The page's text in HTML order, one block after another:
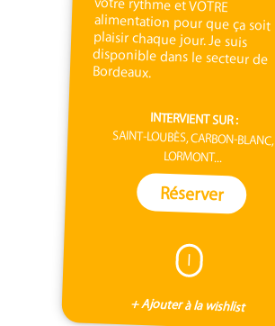
Bordeaux.
INTERVIENT SUR :
SAINT-LOUBÈS, CARBON-BLANC,
LORMONT...
Réserver
I
+ Ajouter à la wishlist